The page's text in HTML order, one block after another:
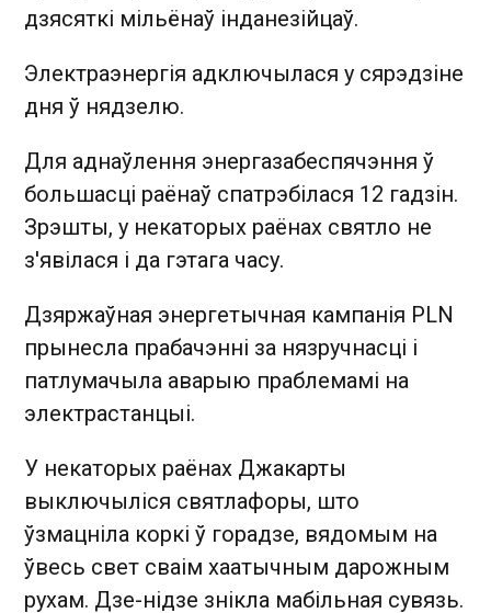
дзясяткі мільёнаў інданезійцаў.
Электраэнергія адключылася у сярэдзіне
дня ў нядзелю.
Для аднаўлення энергазабеспячэння ў
большасці раёнаў спатрэбілася 12 гадзін.
Зрэшты, у некаторых раёнах святло не
з'явілася і да гэтага часу.
Дзяржаўная энергетычная кампанія PLN
прынесла прабачэнні за нязручнасці і
патлумачыла аварыю праблемамі на
электрастанцыі.
У некаторых раёнах Джакарты
выключыліся святлафоры, што
ўзмацніла коркі ў горадзе, вядомым на
ўвесь свет сваім хаатычным дарожным
рухам. Дзе-нідзе знікла мабільная сувязь.